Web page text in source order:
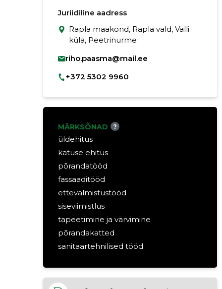
Juriidiline aadress
Rapla maakond, Rapla vald, Valli
küla, Peetrinurme
riho.paasma@mail.ee
+372 5302 9960
MÄRKSÕNAD ?
üldehitus
katuse ehitus
põrandatööd
fassaaditööd
ettevalmistustööd
siseviimistlus
tapeetimine ja värvimine
põrandakatted
sanitaartehnilised tööd
talumajade renoveerimine